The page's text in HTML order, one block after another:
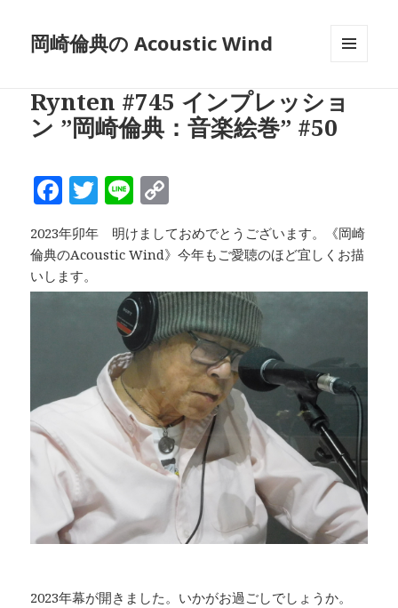
岡崎倫典の Acoustic Wind
ィジェ
ット
Rynten #745 インプレッショ
ン ”岡崎倫典：音楽絵巻” #50
F
a
c
e
b
k
T
w
it
r
Li
n
e
o
p
Li
n
k
2023年卯年 明けましておめでとうございます。《岡崎
倫典のAcoustic Wind》今年もご愛聴のほど宜しくお描
いします。
2023年幕が開きました。いかがお過ごしでしょうか。